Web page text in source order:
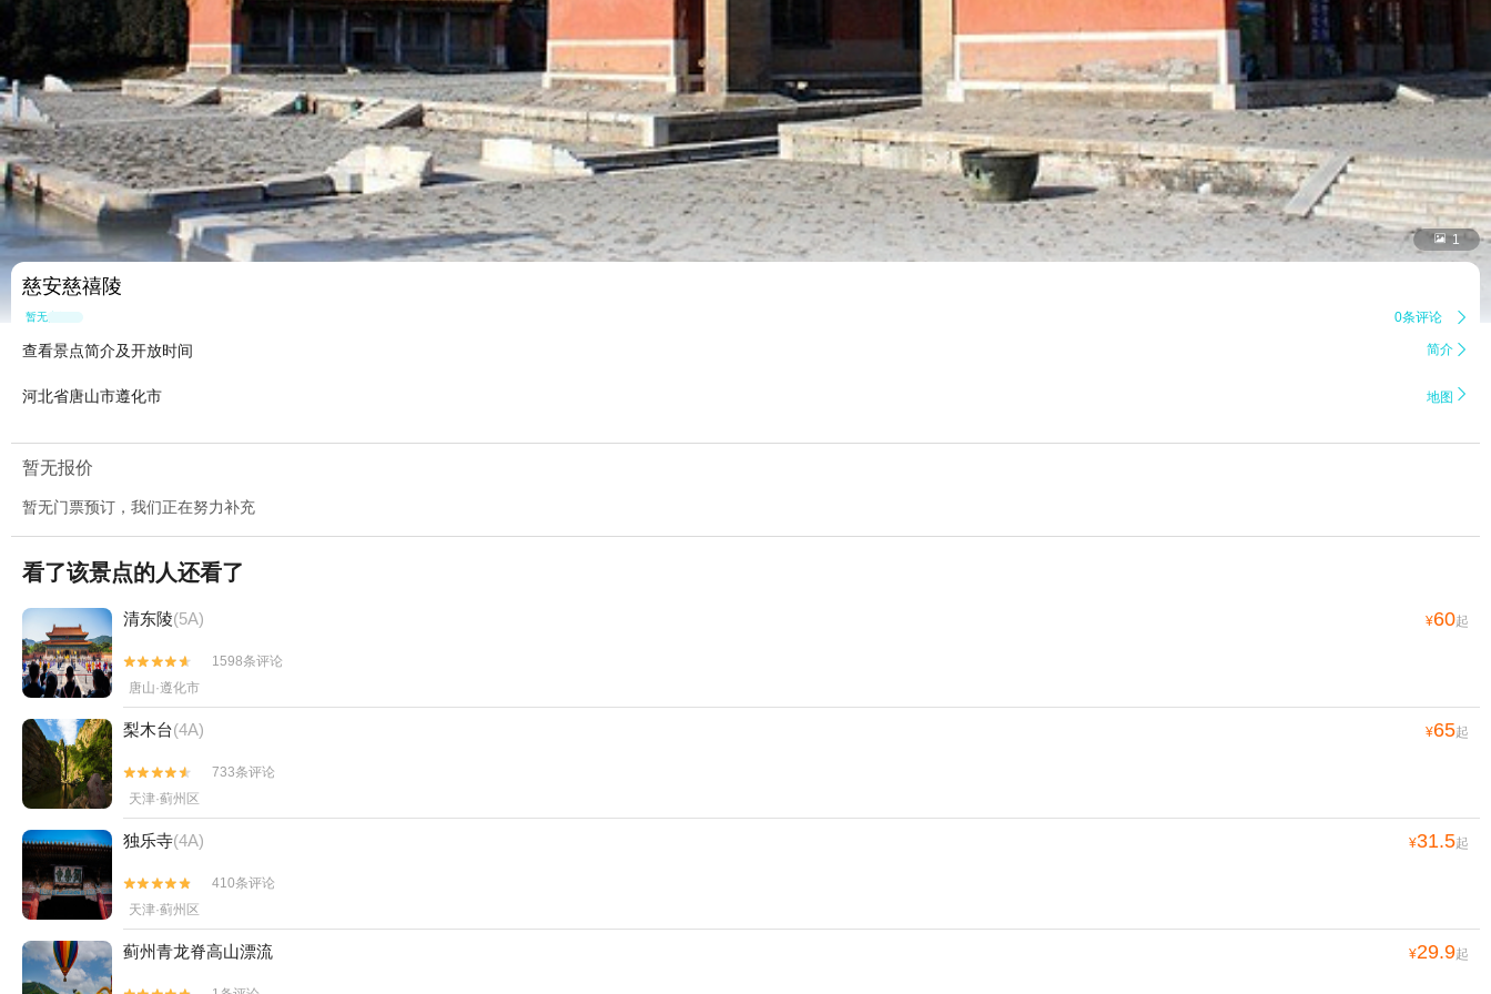
 1
慈安慈禧陵
暂无点评 0条评论 
查看景点简介及开放时间 简介 
河北省唐山市遵化市 地图 
暂无报价
暂无门票预订，我们正在努力补充
看了该景点的人还看了
清东陵(5A) ¥60起


1598条评论
唐山·遵化市
梨木台(4A) ¥65起


733条评论
天津·蓟州区
独乐寺(4A) ¥31.5起


410条评论
天津·蓟州区
蓟州青龙脊高山漂流 ¥29.9起